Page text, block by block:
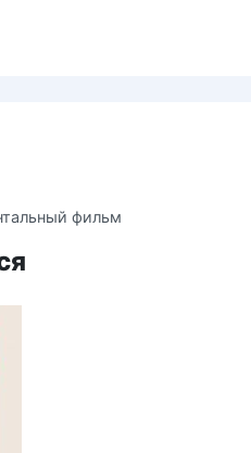
фильм